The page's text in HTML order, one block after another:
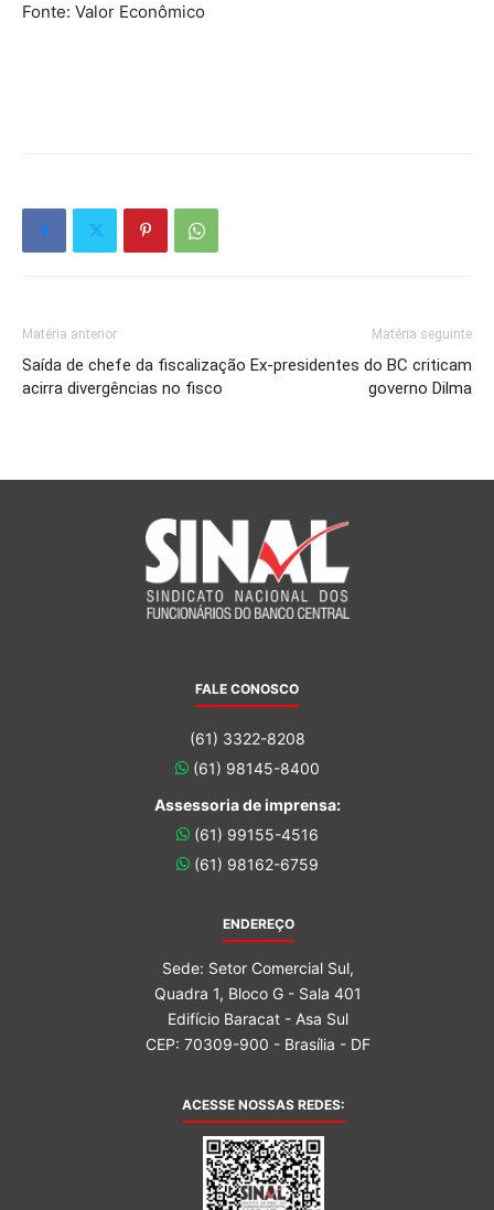
Fonte: Valor Econômico
Matéria anterior
Saída de chefe da fiscalização
acirra divergências no fisco
Matéria seguinte
Ex-presidentes do BC criticam
governo Dilma
FALE CONOSCO
(61) 3322-8208
(61) 98145-8400
Assessoria de imprensa:
(61) 99155-4516
(61) 98162-6759
ENDEREÇO
Sede: Setor Comercial Sul,
Quadra 1, Bloco G - Sala 401
Edifício Baracat - Asa Sul
CEP: 70309-900 - Brasília - DF
ACESSE NOSSAS REDES: